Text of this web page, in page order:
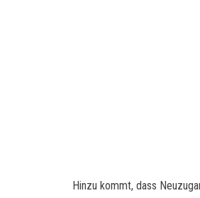
Hinzu kommt, dass